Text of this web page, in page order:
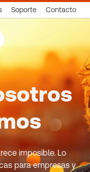
Soporte Contacto
imposible. Lo
para empresas y